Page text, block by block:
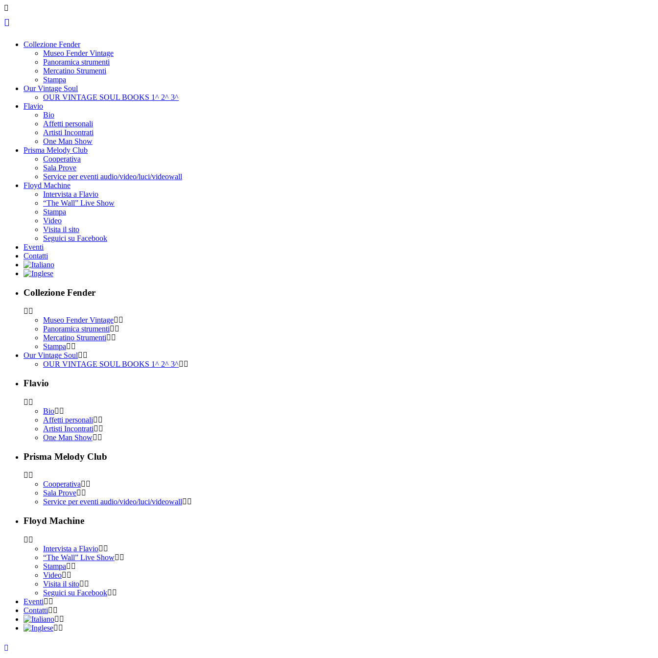
Collezione Fender
Museo Fender Vintage
Panoramica strumenti
Mercatino Strumenti
Stampa
Our Vintage Soul
OUR VINTAGE SOUL BOOKS 1^ 2^ 3^
Flavio
Bio
Affetti personali
Artisti Incontrati
One Man Show
Prisma Melody Club
Cooperativa
Sala Prove
Service per eventi audio/video/luci/videowall
Floyd Machine
Intervista a Flavio
“The Wall” Live Show
Stampa
Video
Visita il sito
Seguici su Facebook
Eventi
Contatti
Collezione Fender
Museo Fender Vintage
Panoramica strumenti
Mercatino Strumenti
Stampa
Our Vintage Soul
OUR VINTAGE SOUL BOOKS 1^ 2^ 3^
Flavio
Bio
Affetti personali
Artisti Incontrati
One Man Show
Prisma Melody Club
Cooperativa
Sala Prove
Service per eventi audio/video/luci/videowall
Floyd Machine
Intervista a Flavio
“The Wall” Live Show
Stampa
Video
Visita il sito
Seguici su Facebook
Eventi
Contatti